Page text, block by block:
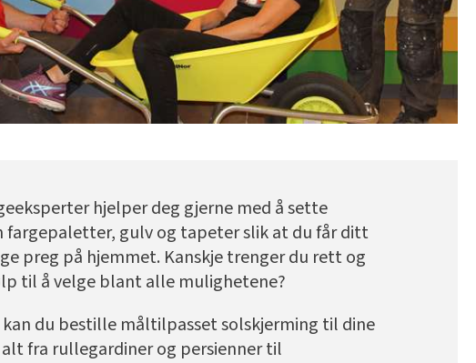
hjelper deg gjerne med å sette
fargepaletter, gulv og tapeter slik at du får ditt
preg på hjemmet. Kanskje trenger du rett og
til å velge blant alle mulighetene?
kan du bestille måltilpasset solskjerming til dine
fra rullegardiner og persienner til